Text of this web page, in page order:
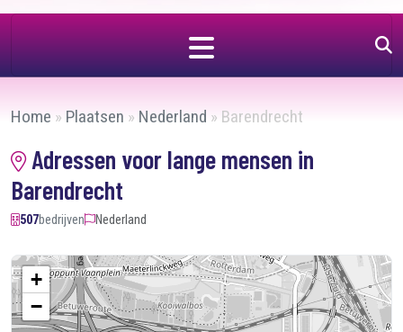
Home » Plaatsen » Nederland » Barendrecht
Adressen voor lange mensen in
Barendrecht
507bedrijven Nederland
+
−